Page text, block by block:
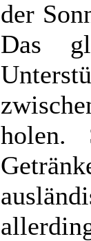
der
Das
holen.